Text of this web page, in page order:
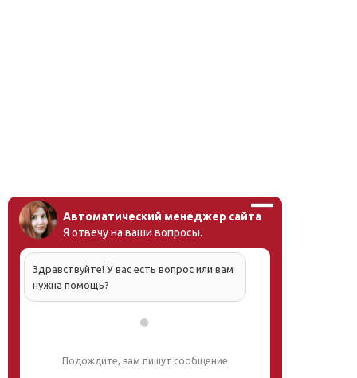
Автоматический менеджер сайта
Я отвечу на ваши вопросы.
Здравствуйте! У вас есть вопрос или вам
нужна помощь?
Подождите, вам пишут сообщение